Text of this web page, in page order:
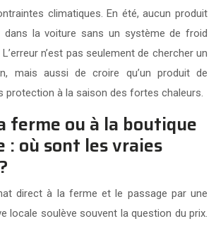
climatiques. En été, aucun produit
la voiture sans un système de froid
n’est pas seulement de chercher un
mais aussi de croire qu’un produit de
protection à la saison des fortes chaleurs.
ferme ou à la boutique
: où sont les vraies
direct à la ferme et le passage par une
locale soulève souvent la question du prix.